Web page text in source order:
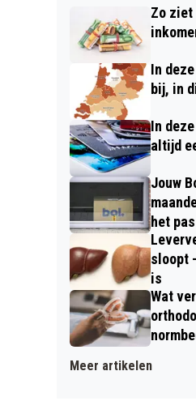
Zo ziet
In
bij, in
In
altijd
Jouw
het
sloopt
is
Wat
Meer artikelen